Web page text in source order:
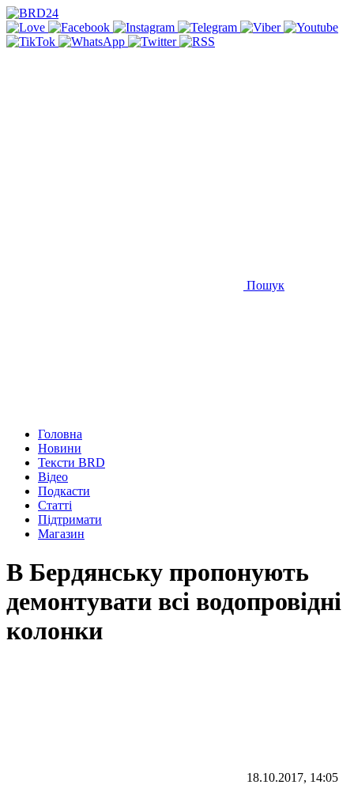
Пошук
Головна
Новини
Тексти BRD
Відео
Подкасти
Статті
Підтримати
Магазин
В Бердянську пропонують
демонтувати всі водопровідні
колонки
18.10.2017, 14:05